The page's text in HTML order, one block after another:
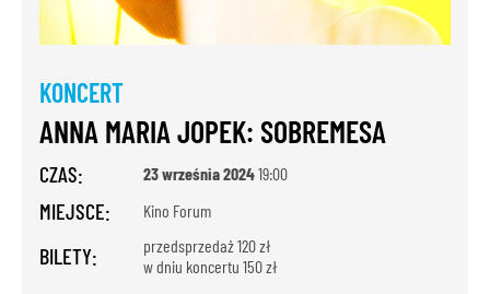
KONCERT
ANNA MARIA JOPEK: SOBREMESA
CZAS: 23 września 202419:00
MIEJSCE: Kino Forum
BILETY:
przedsprzedaż 120 zł
w dniu koncertu 150 zł